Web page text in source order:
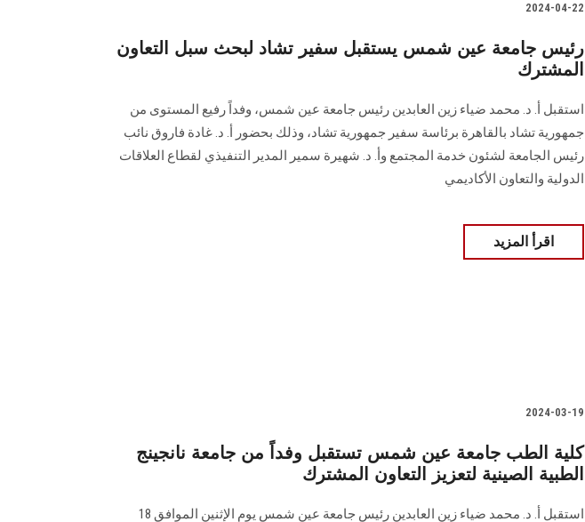
2024-04-22
رئيس جامعة عين شمس يستقبل سفير تشاد لبحث سبل التعاون
المشترك
استقبل أ. د. محمد ضياء زين العابدين رئيس جامعة عين شمس، وفداً رفيع المستوى ‏من
جمهورية تشاد بالقاهرة برئاسة سفير جمهورية تشاد، وذلك بحضور ‏أ. د. غادة فاروق نائب
رئيس الجامعة لشئون خدمة المجتمع وأ. د. شهيرة سمير المدير التنفيذي لقطاع العلاقات
الدولية والتعاون الأكاديمي
اقرأ المزيد
2024-03-19
كلية الطب جامعة عين شمس تستقبل وفداً من جامعة نانجينج
الطبية الصينية لتعزيز التعاون المشترك
استقبل أ. د. محمد ضياء زين العابدين رئيس جامعة عين شمس يوم الإثنين الموافق 18